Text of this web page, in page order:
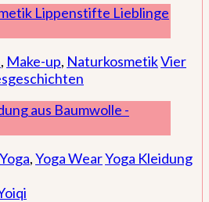
, Make-up, NaturkosmetikVier
Yoga,Yoga WearYoga Kleidung